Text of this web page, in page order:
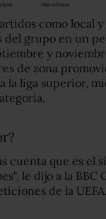
Macedonia
como local
del grupo en un
y
de zona
la liga superior,
cuenta que es el
le dijo a la
de la UEFA.